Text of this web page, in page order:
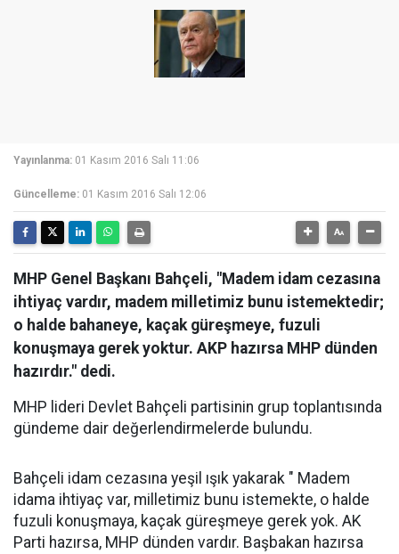
Yayınlanma: 01 Kasım 2016 Salı 11:06
Güncelleme: 01 Kasım 2016 Salı 12:06
MHP Genel Başkanı Bahçeli, "Madem idam cezasına
ihtiyaç vardır, madem milletimiz bunu istemektedir;
o halde bahaneye, kaçak güreşmeye, fuzuli
konuşmaya gerek yoktur. AKP hazırsa MHP dünden
hazırdır." dedi.
MHP lideri Devlet Bahçeli partisinin grup toplantısında
gündeme dair değerlendirmelerde bulundu.
Bahçeli idam cezasına yeşil ışık yakarak " Madem
idama ihtiyaç var, milletimiz bunu istemekte, o halde
fuzuli konuşmaya, kaçak güreşmeye gerek yok. AK
Parti hazırsa, MHP dünden vardır. Başbakan hazırsa